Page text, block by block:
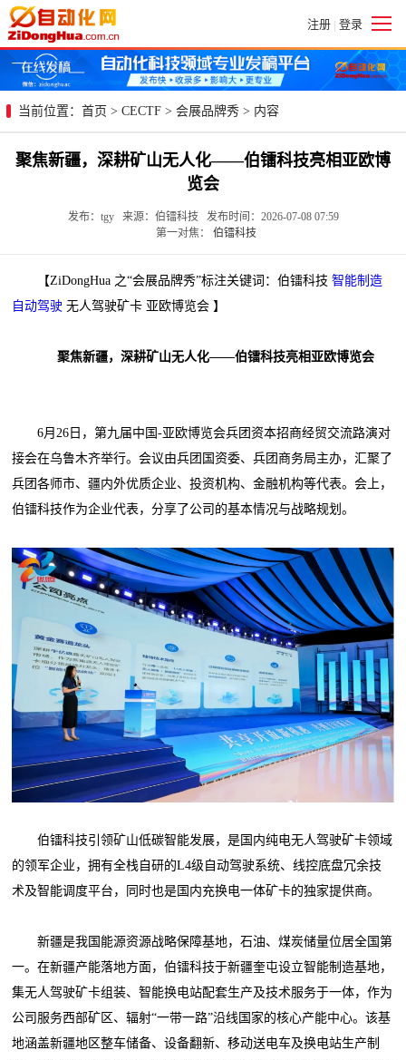
注册 | 登录
当前位置： 首页 > CECTF > 会展品牌秀 > 内容
聚焦新疆，深耕矿山无人化——伯镭科技亮相亚欧博
览会
发布：tgy 来源：伯镭科技 发布时间：2026-07-08 07:59
第一对焦： 伯镭科技
【ZiDongHua 之“会展品牌秀”标注关键词：伯镭科技智能制造
自动驾驶 无人驾驶矿卡 亚欧博览会 】
聚焦新疆，深耕矿山无人化——伯镭科技亮相亚欧博览会
6月26日，第九届中国-亚欧博览会兵团资本招商经贸交流路演对
接会在乌鲁木齐举行。会议由兵团国资委、兵团商务局主办，汇聚了
兵团各师市、疆内外优质企业、投资机构、金融机构等代表。会上，
伯镭科技作为企业代表，分享了公司的基本情况与战略规划。
伯镭科技引领矿山低碳智能发展，是国内纯电无人驾驶矿卡领域
的领军企业，拥有全栈自研的L4级自动驾驶系统、线控底盘冗余技
术及智能调度平台，同时也是国内充换电一体矿卡的独家提供商。
新疆是我国能源资源战略保障基地，石油、煤炭储量位居全国第
一。在新疆产能落地方面，伯镭科技于新疆奎屯设立智能制造基地，
集无人驾驶矿卡组装、智能换电站配套生产及技术服务于一体，作为
公司服务西部矿区、辐射“一带一路”沿线国家的核心产能中心。该基
地涵盖新疆地区整车储备、设备翻新、移动送电车及换电站生产制